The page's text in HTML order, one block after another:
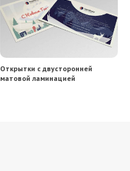
Открытки с двусторонней
матовой ламинацией